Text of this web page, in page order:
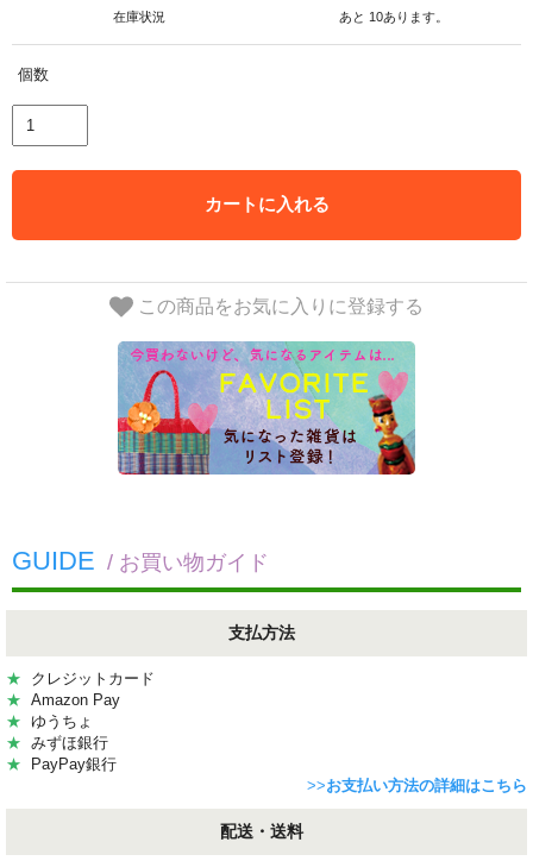
在庫状況 あと 10あります。
個数
カートに入れる
この商品をお気に入りに登録する
GUIDE / お買い物ガイド
支払方法
★ クレジットカード
★ Amazon Pay
★ ゆうちょ
★ みずほ銀行
★ PayPay銀行
>>お支払い方法の詳細はこちら
配送・送料